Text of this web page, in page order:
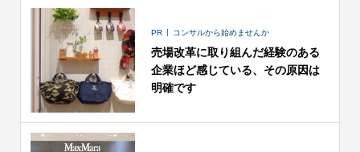
PR コンサルから始めませんか
売場改革に取り組んだ経験のある
企業ほど感じている、その原因は
明確です